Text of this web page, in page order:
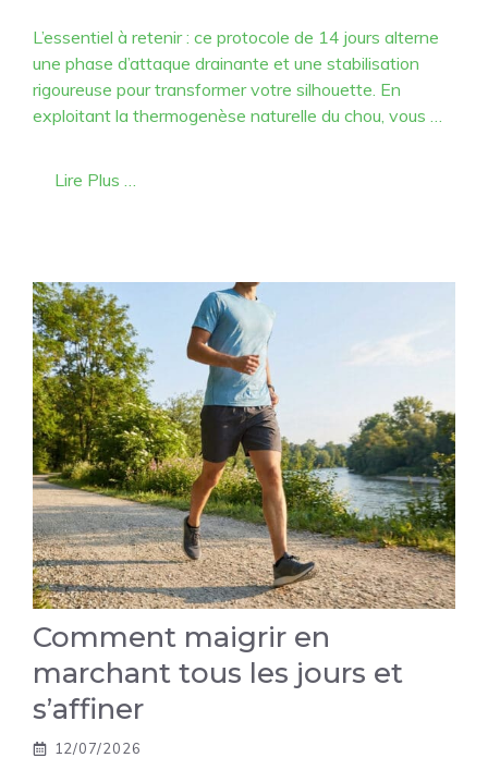
L’essentiel à retenir : ce protocole de 14 jours alterne
une phase d’attaque drainante et une stabilisation
rigoureuse pour transformer votre silhouette. En
exploitant la thermogenèse naturelle du chou, vous …
Lire Plus …
Comment maigrir en
marchant tous les jours et
s’affiner
12/07/2026